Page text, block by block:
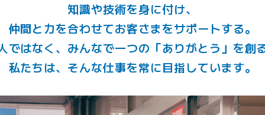
知識や技術を身に付け、
仲間と力を合わせてお客さまをサポートする。
ではなく、みんなで一つの 「ありがとう」を創
私たちは、そんな仕事を常に目指しています。